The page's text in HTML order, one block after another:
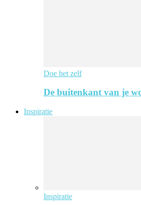
Doe het zelf
De buitenkant van je
Inspiratie
Inspiratie